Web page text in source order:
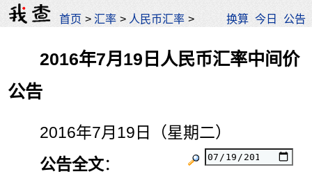
首页 >汇率 > 人民币汇率 > 换算 今日 公告
2016年7月19日人民币汇率中间价
公告
2016年7月19日（星期二）
公告全文：